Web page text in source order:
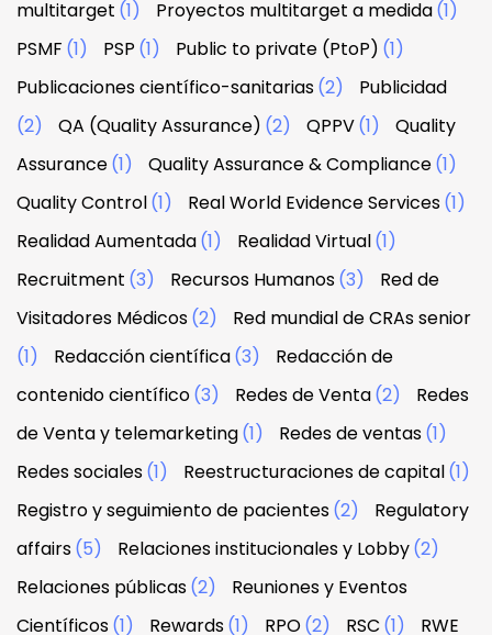
multitarget (1) Proyectos multitarget a medida(1)
PSMF (1) PSP (1) Public to private (PtoP) (1)
Publicaciones científico-sanitarias(2)
Publicidad
(2)
QA (Quality Assurance) (2) QPPV(1)
Quality
Assurance(1) Quality Assurance & Compliance(1)
Quality Control(1) Real World Evidence Services(1)
Realidad Aumentada(1) Realidad Virtual(1)
Recruitment (3) Recursos Humanos(3)
Red de
Visitadores Médicos(2)
Red mundial de CRAs senior
(1)
Redacción científica(3)
Redacción de
contenido científico(3) Redes de Venta(2)
Redes
de Venta y telemarketing(1) Redes de ventas(1)
Redes sociales(1) Reestructuraciones de capital(1)
Registro y seguimiento de pacientes(2)
Regulatory
affairs(5) Relaciones institucionales y Lobby(2)
Relaciones públicas(2)
Reuniones y Eventos
Científicos(1) Rewards(1) RPO(2) RSC (1)
RWE